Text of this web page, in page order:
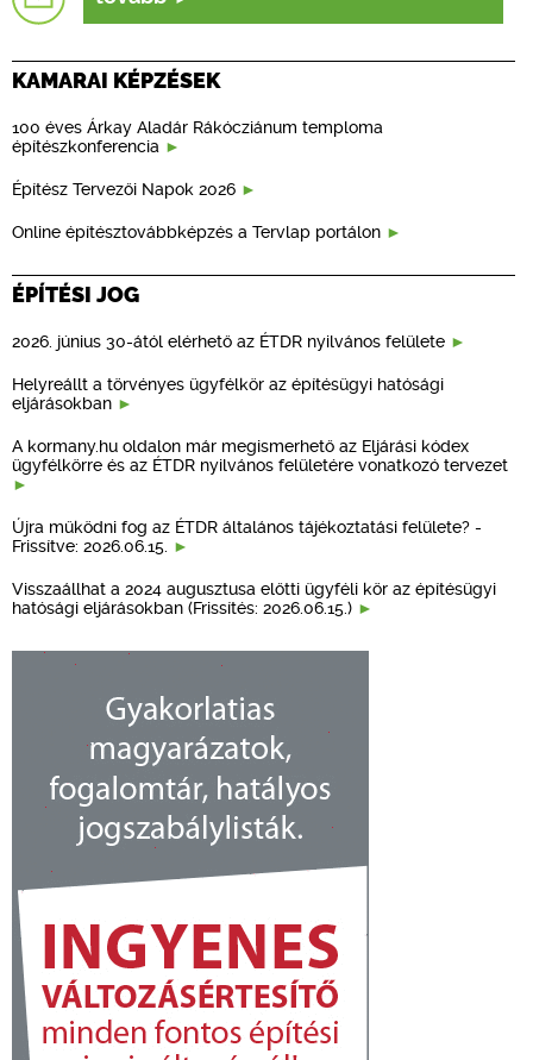
KAMARAI KÉPZÉSEK
100 éves Árkay Aladár Rákócziánum temploma
építészkonferencia
Építész Tervezői Napok 2026
Online építésztovábbképzés a Tervlap portálon
ÉPÍTÉSI JOG
2026. június 30-ától elérhető az ÉTDR nyilvános felülete
Helyreállt a törvényes ügyfélkör az építésügyi hatósági
eljárásokban
A kormany.hu oldalon már megismerhető az Eljárási kódex
ügyfélkörre és az ÉTDR nyilvános felületére vonatkozó tervezet
Újra működni fog az ÉTDR általános tájékoztatási felülete? -
Frissítve: 2026.06.15.
Visszaállhat a 2024 augusztusa előtti ügyféli kör az építésügyi
hatósági eljárásokban (Frissítés: 2026.06.15.)